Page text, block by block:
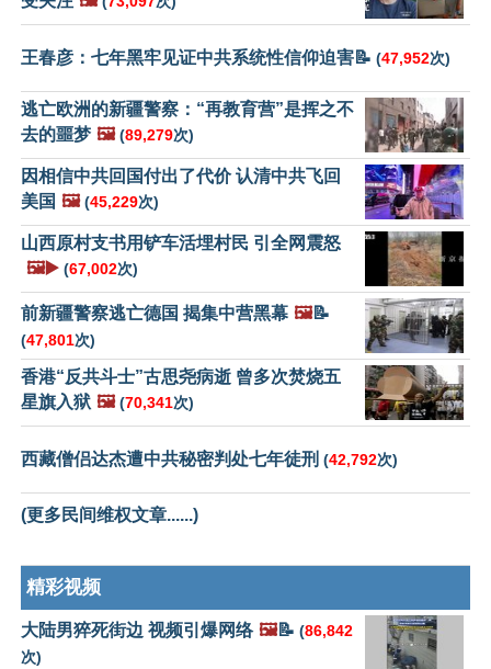
王春彦：七年黑牢见证中共系统性信仰迫害📝 (47,952次)
逃亡欧洲的新疆警察：“再教育营”是挥之不
去的噩梦 🖼️ (89,279次)
因相信中共回国付出了代价 认清中共飞回
美国 🖼️ (45,229次)
山西原村支书用铲车活埋村民 引全网震怒
🖼️▶️ (67,002次)
前新疆警察逃亡德国 揭集中营黑幕 🖼️📝
(47,801次)
香港“反共斗士”古思尧病逝 曾多次焚烧五
星旗入狱 🖼️ (70,341次)
西藏僧侣达杰遭中共秘密判处七年徒刑 (42,792次)
(更多民间维权文章......)
精彩视频
大陆男猝死街边 视频引爆网络 🖼️📝 (86,842
次)